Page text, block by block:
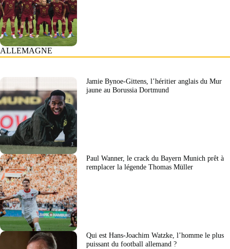
ALLEMAGNE
Jamie Bynoe-Gittens, l’héritier anglais du Mur
jaune au Borussia Dortmund
Paul Wanner, le crack du Bayern Munich prêt à
remplacer la légende Thomas Müller
Qui est Hans-Joachim Watzke, l’homme le plus
puissant du football allemand ?